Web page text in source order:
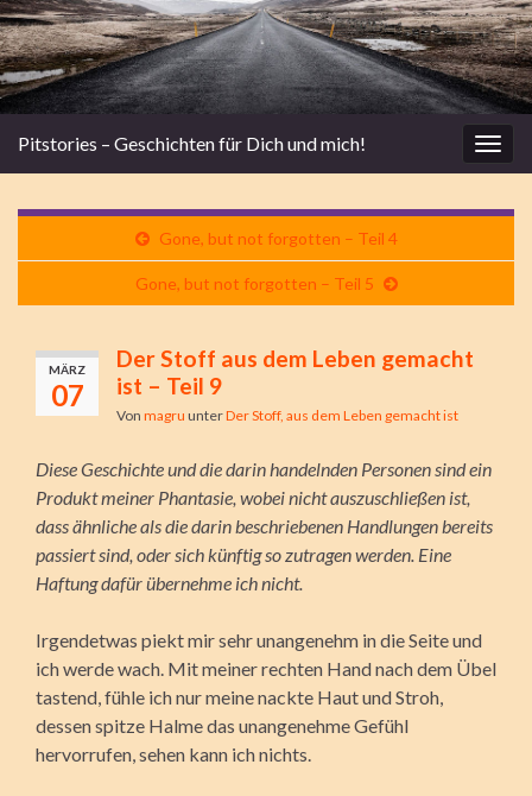
Pitstories – Geschichten für Dich und mich!
Gone, but not forgotten – Teil 4
Gone, but not forgotten – Teil 5
MÄRZ
07
Der Stoff aus dem Leben gemacht
ist – Teil 9
Von magru unterDer Stoff, aus dem Leben gemacht ist
Diese Geschichte und die darin handelnden Personen sind ein
Produkt meiner Phantasie, wobei nicht auszuschließen ist,
dass ähnliche als die darin beschriebenen Handlungen bereits
passiert sind, oder sich künftig so zutragen werden. Eine
Haftung dafür übernehme ich nicht.
Irgendetwas piekt mir sehr unangenehm in die Seite und
ich werde wach. Mit meiner rechten Hand nach dem Übel
tastend, fühle ich nur meine nackte Haut und Stroh,
dessen spitze Halme das unangenehme Gefühl
hervorrufen, sehen kann ich nichts.